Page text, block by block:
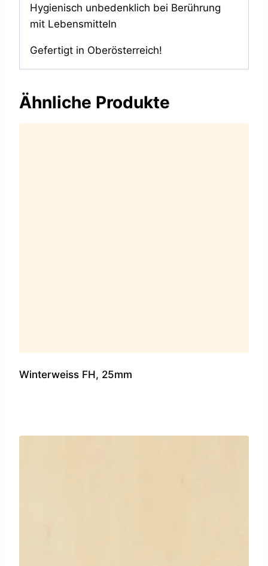
Hygienisch unbedenklich bei Berührung
mit Lebensmitteln
Gefertigt in Oberösterreich!
Ähnliche Produkte
Winterweiss FH, 25mm